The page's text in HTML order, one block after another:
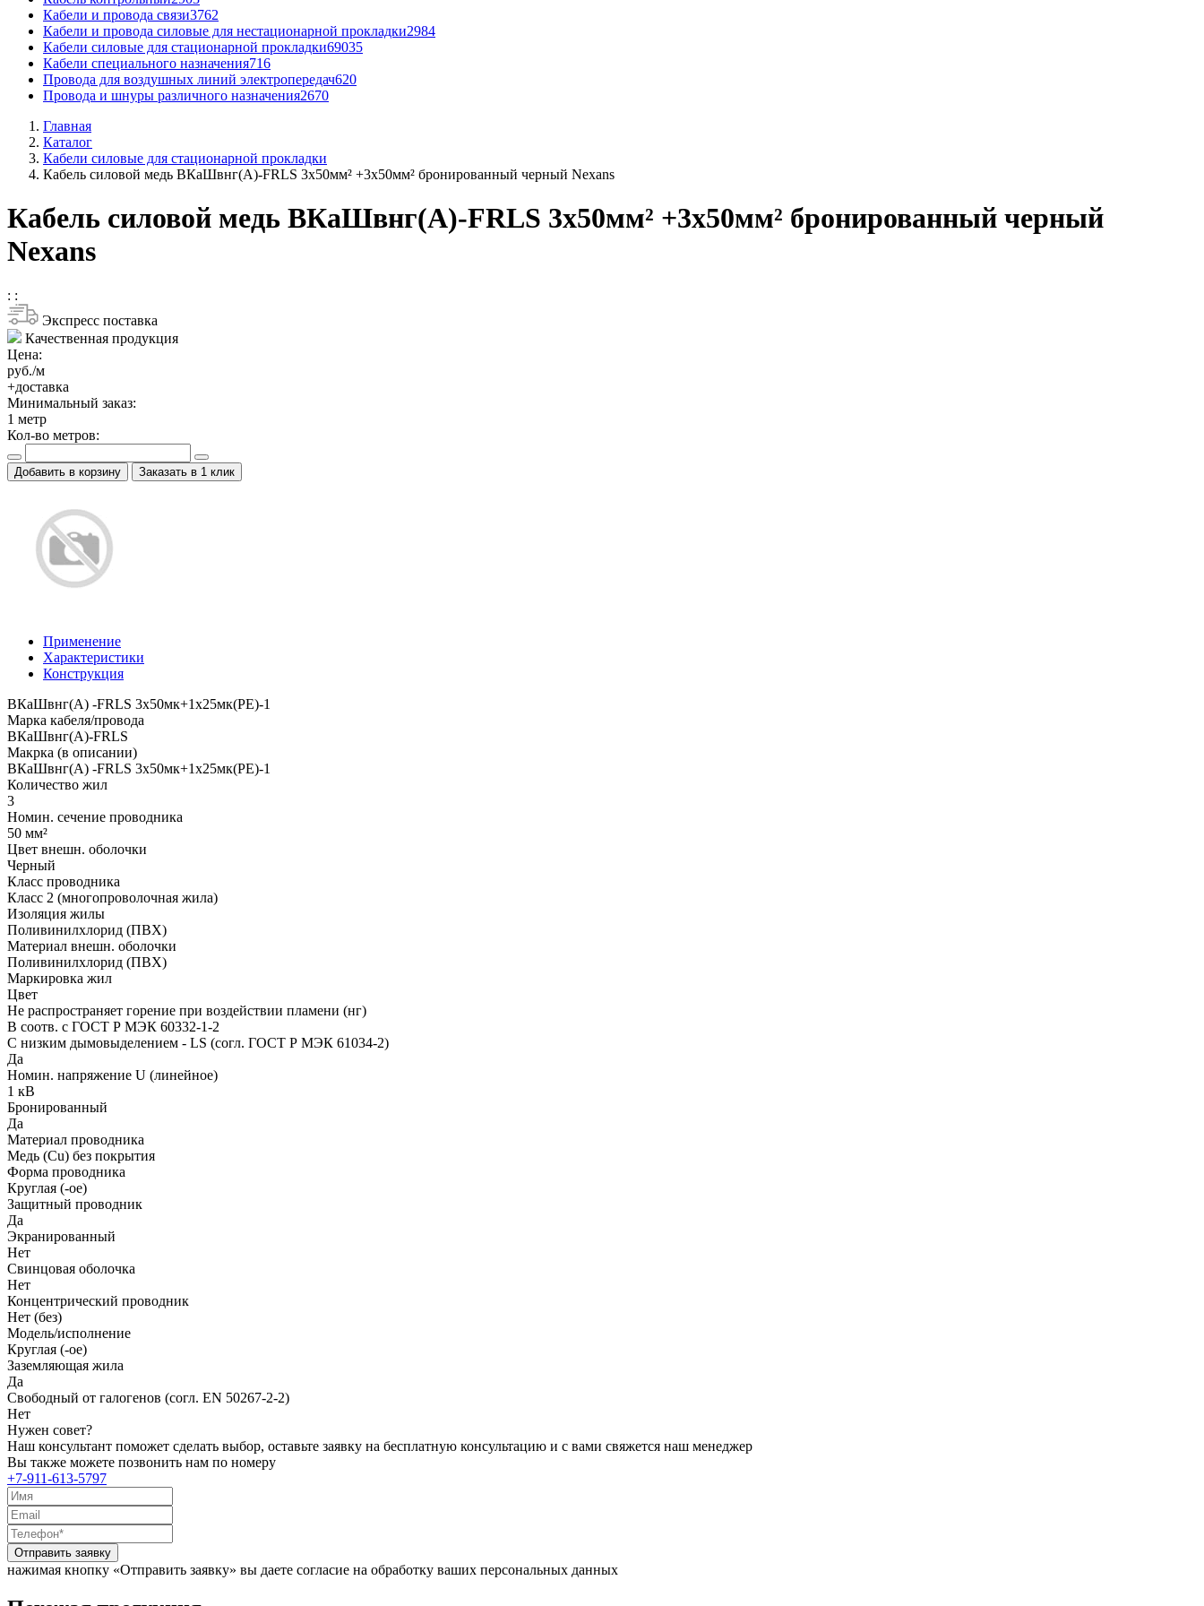
Кабели и провода связи3762
Кабели и провода силовые для нестационарной прокладки2984
Кабели силовые для стационарной прокладки69035
Кабели специального назначения716
Провода для воздушных линий электропередач620
Провода и шнуры различного назначения2670
Главная
Каталог
Кабели силовые для стационарной прокладки
Кабель силовой медь ВКаШвнг(A)-FRLS 3x50мм² +3x50мм² бронированный черный Nexans
Кабель силовой медь ВКаШвнг(A)-FRLS 3x50мм² +3x50мм² бронированный черный
Nexans
: :
Экспресс поставка
Качественная продукция
Цена:
руб./м
+доставка
Минимальный заказ:
1 метр
Кол-во метров:
Добавить в корзину Заказать в 1 клик
Применение
Характеристики
Конструкция
ВКаШвнг(A) -FRLS 3x50мк+1x25мк(PE)-1
Марка кабеля/провода
ВКаШвнг(A)-FRLS
Макрка (в описании)
ВКаШвнг(A) -FRLS 3x50мк+1x25мк(PE)-1
Количество жил
3
Номин. сечение проводника
50 мм²
Цвет внешн. оболочки
Черный
Класс проводника
Класс 2 (многопроволочная жила)
Изоляция жилы
Поливинилхлорид (ПВХ)
Материал внешн. оболочки
Поливинилхлорид (ПВХ)
Маркировка жил
Цвет
Не распространяет горение при воздействии пламени (нг)
В соотв. с ГОСТ Р МЭК 60332-1-2
С низким дымовыделением - LS (согл. ГОСТ Р МЭК 61034-2)
Да
Номин. напряжение U (линейное)
1 кВ
Бронированный
Да
Материал проводника
Медь (Cu) без покрытия
Форма проводника
Круглая (-ое)
Защитный проводник
Да
Экранированный
Нет
Свинцовая оболочка
Нет
Концентрический проводник
Нет (без)
Модель/исполнение
Круглая (-ое)
Заземляющая жила
Да
Свободный от галогенов (согл. EN 50267-2-2)
Нет
Нужен совет?
Наш консультант поможет сделать выбор, оставьте заявку на бесплатную консультацию и с вами свяжется наш менеджер
Вы также можете позвонить нам по номеру
+7-911-613-5797
Отправить заявку
нажимая кнопку «Отправить заявку» вы даете согласие на обработку ваших персональных данных